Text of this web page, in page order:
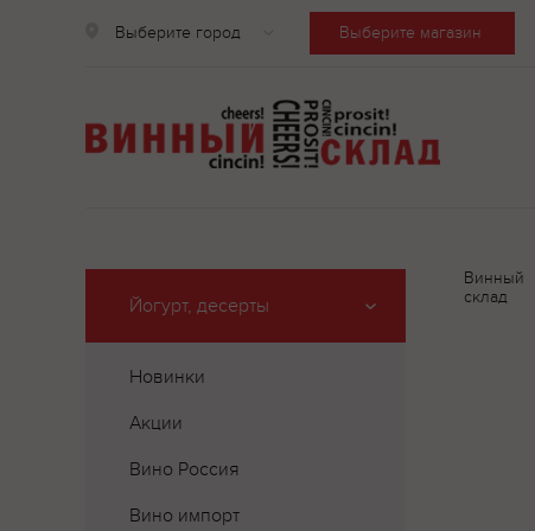
Выберите город Выберите магазин
Йогурт, десерты
Новинки
Акции
Вино Россия
Вино импорт
Винный
склад